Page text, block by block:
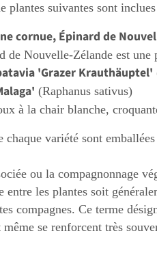
plantes suivantes sont
cornue, Épinard de
de Nouvelle-Zélande est une
'Grazer Krauthäuptel'
(Raphanus sativus)
à la chair blanche,
chaque variété sont
ou la compagnonnage
entre les plantes soit
compagnes. Ce terme
se renforcent très